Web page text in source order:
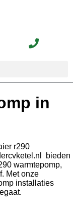
in
r290
bieden
warmtepomp,
Met onze
installaties